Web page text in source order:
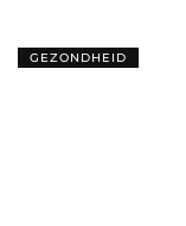
GEZONDHEID